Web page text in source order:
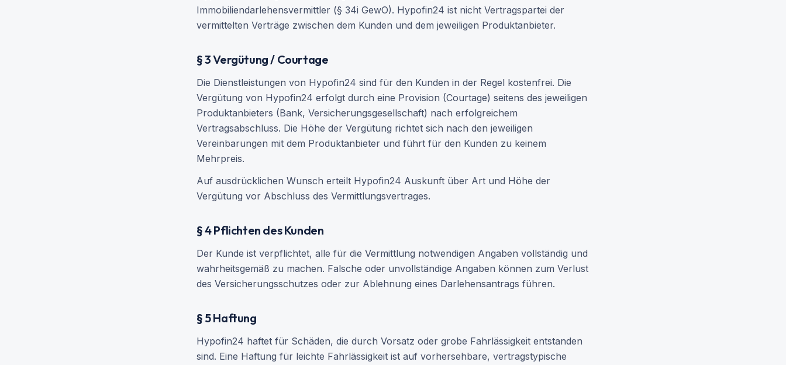
Immobiliendarlehensvermittler (§ 34i GewO). Hypofin24 ist nicht Vertragspartei der
vermittelten Verträge zwischen dem Kunden und dem jeweiligen Produktanbieter.
§ 3 Vergütung / Courtage
Die Dienstleistungen von Hypofin24 sind für den Kunden in der Regel kostenfrei. Die
Vergütung von Hypofin24 erfolgt durch eine Provision (Courtage) seitens des jeweiligen
Produktanbieters (Bank, Versicherungsgesellschaft) nach erfolgreichem
Vertragsabschluss. Die Höhe der Vergütung richtet sich nach den jeweiligen
Vereinbarungen mit dem Produktanbieter und führt für den Kunden zu keinem
Mehrpreis.
Auf ausdrücklichen Wunsch erteilt Hypofin24 Auskunft über Art und Höhe der
Vergütung vor Abschluss des Vermittlungsvertrages.
§ 4 Pflichten des Kunden
Der Kunde ist verpflichtet, alle für die Vermittlung notwendigen Angaben vollständig und
wahrheitsgemäß zu machen. Falsche oder unvollständige Angaben können zum Verlust
des Versicherungsschutzes oder zur Ablehnung eines Darlehensantrags führen.
§ 5 Haftung
Hypofin24 haftet für Schäden, die durch Vorsatz oder grobe Fahrlässigkeit entstanden
sind. Eine Haftung für leichte Fahrlässigkeit ist auf vorhersehbare, vertragstypische